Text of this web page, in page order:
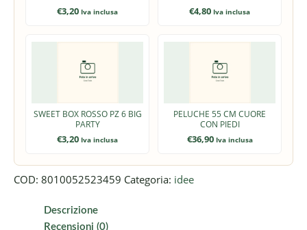
€3,20 Iva inclusa €4,80 Iva inclusa
SWEET BOX ROSSO PZ 6 BIG
PARTY
€3,20 Iva inclusa
PELUCHE 55 CM CUORE
CON PIEDI
€36,90 Iva inclusa
COD: 8010052523459 Categoria: idee
Descrizione
Recensioni (0)